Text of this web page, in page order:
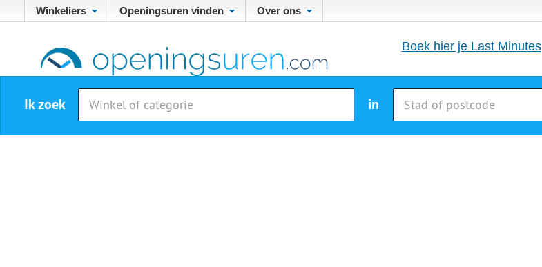
Winkeliers Openingsuren vinden Over ons
Boek hier je Last Minutes
Ik zoek in